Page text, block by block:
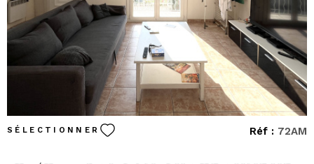
SÉLECTIONNER Réf : 72AM